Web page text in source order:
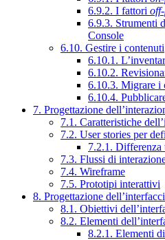
6.9.2. I fattori
6.9.3. Strumenti
Console
6.10. Gestire i contenuti
6.10.1.
6.10.2.
6.10.3. Migrare i
6.10.4.
7. Progettazione
7.1. Caratteristiche
7.2. User stories per
7.2.1. Differenza
7.3. Flussi di
7.4. Wireframe
7.5. Prototipi interattivi
8. Progettazione
8.1. Obiettivi
8.2. Elementi
8.2.1. Elementi